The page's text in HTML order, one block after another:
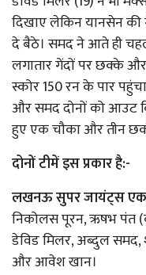
दिखाए लेकिन यानसेन
दे बैठे। समद ने आते ही
लगातार गेंदों पर छक्के
स्कोर 150 रन के पार
और समद दोनों को आउट
हुए एक चौका और तीन
दोनों टीमें इस प्रकार है:-
लखनऊ सुपर जायंट्स
निकोलस पूरन, ऋषभ पंत
डेविड मिलर, अब्‍दुल समद,
और आवेश खान।